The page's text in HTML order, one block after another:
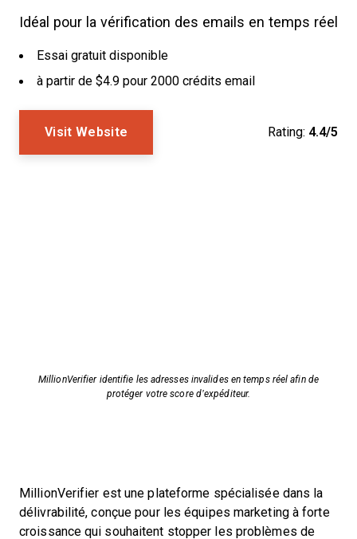
Idéal pour la vérification des emails en temps réel
Essai gratuit disponible
à partir de $4.9 pour 2000 crédits email
Visit Website Rating: 4.4/5
MillionVerifier identifie les adresses invalides en temps réel afin de
protéger votre score d’expéditeur.
MillionVerifier est une plateforme spécialisée dans la
délivrabilité, conçue pour les équipes marketing à forte
croissance qui souhaitent stopper les problèmes de